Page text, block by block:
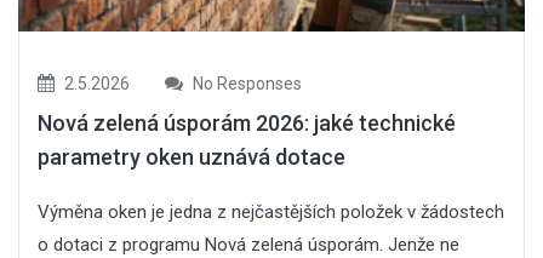
2.5.2026 No Responses
Nová zelená úsporám 2026: jaké technické
parametry oken uznává dotace
Výměna oken je jedna z nejčastějších položek v žádostech
o dotaci z programu Nová zelená úsporám. Jenže ne